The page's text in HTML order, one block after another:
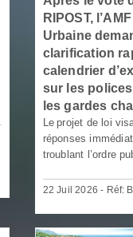
RIPOST,
Urbaine
clarification
calendrier
sur les
les gardes
Le projet de loi
réponses
troublant l’ordre
22 Juil 2026 - Réf: